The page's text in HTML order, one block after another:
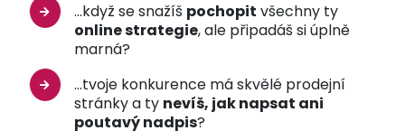
...když se snažíš pochopit všechny ty
online strategie, ale připadáš si úplně
marná?
...tvoje konkurence má skvělé prodejní
stránky a ty nevíš, jak napsat ani
poutavý nadpis?